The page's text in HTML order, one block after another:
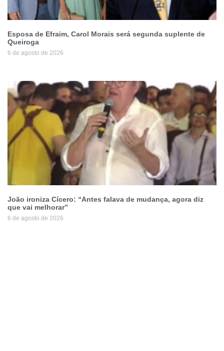
Esposa de Efraim, Carol Morais será segunda suplente de
Queiroga
6 de agosto de 2026
João ironiza Cícero: “Antes falava de mudança, agora diz
que vai melhorar”
6 de agosto de 2026